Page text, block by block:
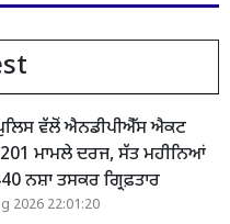
ਵੱਲੋਂ ਐਨਡੀਪੀਐੱਸ ਐਕਟ
ਮਾਮਲੇ ਦਰਜ, ਸੱਤ ਮਹੀਨਿਆਂ
ਨਸ਼ਾ ਤਸਕਰ ਗ੍ਰਿਫ਼ਤਾਰ
2026 22:01:20